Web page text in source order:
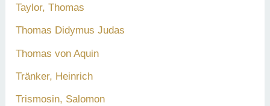
Taylor, Thomas
Thomas Didymus Judas
Thomas von Aquin
Tränker, Heinrich
Trismosin, Salomon